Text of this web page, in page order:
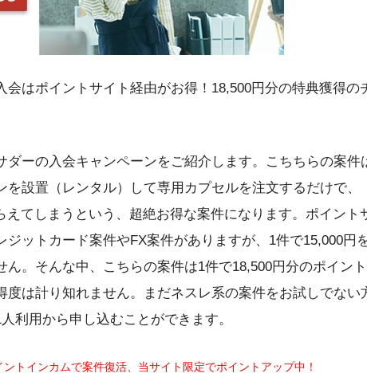
会はポイントサイト経由がお得！18,500円分の特典獲得の
ーの入会キャンペーンをご紹介します。こちちらの案件
設置（レンタル）して専用カプセルを注文するだけで、
えてしまうという、超絶お得な案件になります。ポイント
ジットカード案件やFX案件がありますが、1件で15,000円
ん。そんな中、こちらの案件は1件で18,500円分のポイン
度は計り知れません。まだネスレ系の案件をお試しでない
利用から申し込むことができます。
トインカムで案件復活、当サイト限定でポイントアップ中！